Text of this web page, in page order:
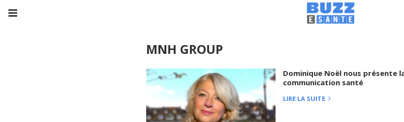
MNH GROUP
Dominique Noël nous présente
communication santé
LIRE LA SUITE